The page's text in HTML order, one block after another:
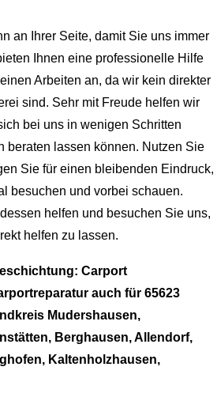
an Ihrer Seite, damit Sie uns immer
Ihnen eine professionelle Hilfe
Arbeiten an, da wir kein direkter
sind. Sehr mit Freude helfen wir
bei uns in wenigen Schritten
beraten lassen können. Nutzen Sie
Sie für einen bleibenden Eindruck,
besuchen und vorbei schauen.
helfen und besuchen Sie uns,
helfen zu lassen.
Carport
auch für 65623
Mudershausen,
Berghausen, Allendorf,
Kaltenholzhausen,